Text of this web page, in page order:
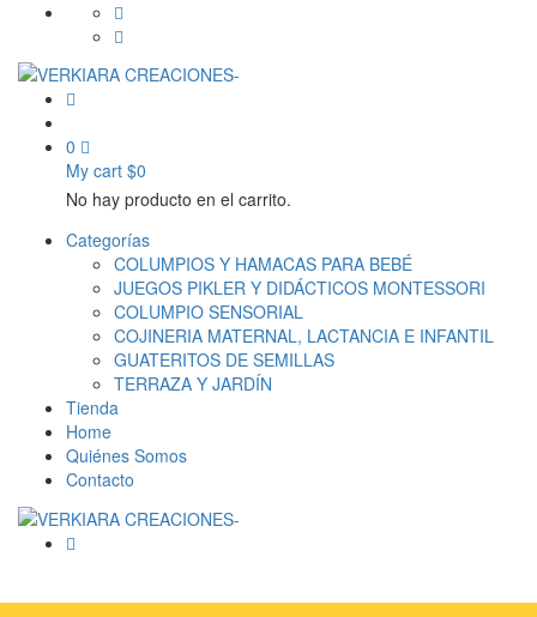
0
My cart $0
No hay producto en el carrito.
Categorías
COLUMPIOS Y HAMACAS PARA BEBÉ
JUEGOS PIKLER Y DIDÁCTICOS MONTESSORI
COLUMPIO SENSORIAL
COJINERIA MATERNAL, LACTANCIA E INFANTIL
GUATERITOS DE SEMILLAS
TERRAZA Y JARDÍN
Tienda
Home
Quiénes Somos
Contacto